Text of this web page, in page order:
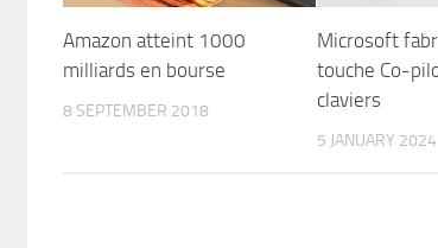
Amazon atteint 1000
milliards en bourse
8 SEPTEMBER 2018
Microsoft
touche Co-
claviers
5 JANUARY 2024